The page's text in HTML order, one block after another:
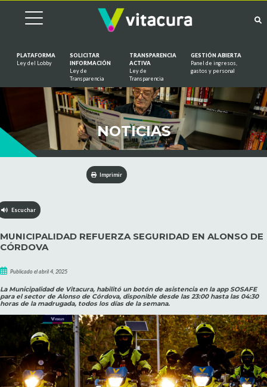
PLATAFORMA
Ley del Lobby
SOLICITAR
INFORMACIÓN
Ley de
Transparencia
TRANSPARENCIA
ACTIVA
Ley de
Transparencia
GESTIÓN ABIERTA
Panel de ingresos,
gastos y personal
NOTICIAS
Imprimir
Escuchar
MUNICIPALIDAD REFUERZA SEGURIDAD EN ALONSO DE
CÓRDOVA
Publicado el abril 4, 2025
La Municipalidad de Vitacura, habilitó un botón de asistencia en la app SOSAFE
para el sector de Alonso de Córdova, disponible desde las 23:00 hasta las 04:30
horas de la madrugada, todos los días de la semana.